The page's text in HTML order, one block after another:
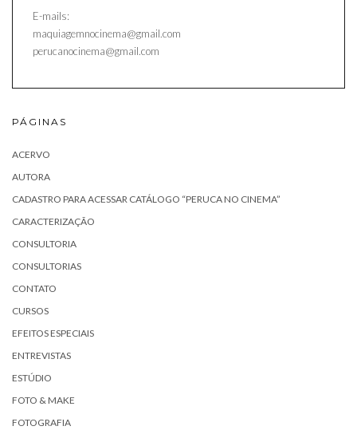
E-mails:
maquiagemnocinema@gmail.com
perucanocinema@gmail.com
PÁGINAS
ACERVO
AUTORA
CADASTRO PARA ACESSAR CATÁLOGO “PERUCA NO CINEMA”
CARACTERIZAÇÃO
CONSULTORIA
CONSULTORIAS
CONTATO
CURSOS
EFEITOS ESPECIAIS
ENTREVISTAS
ESTÚDIO
FOTO & MAKE
FOTOGRAFIA